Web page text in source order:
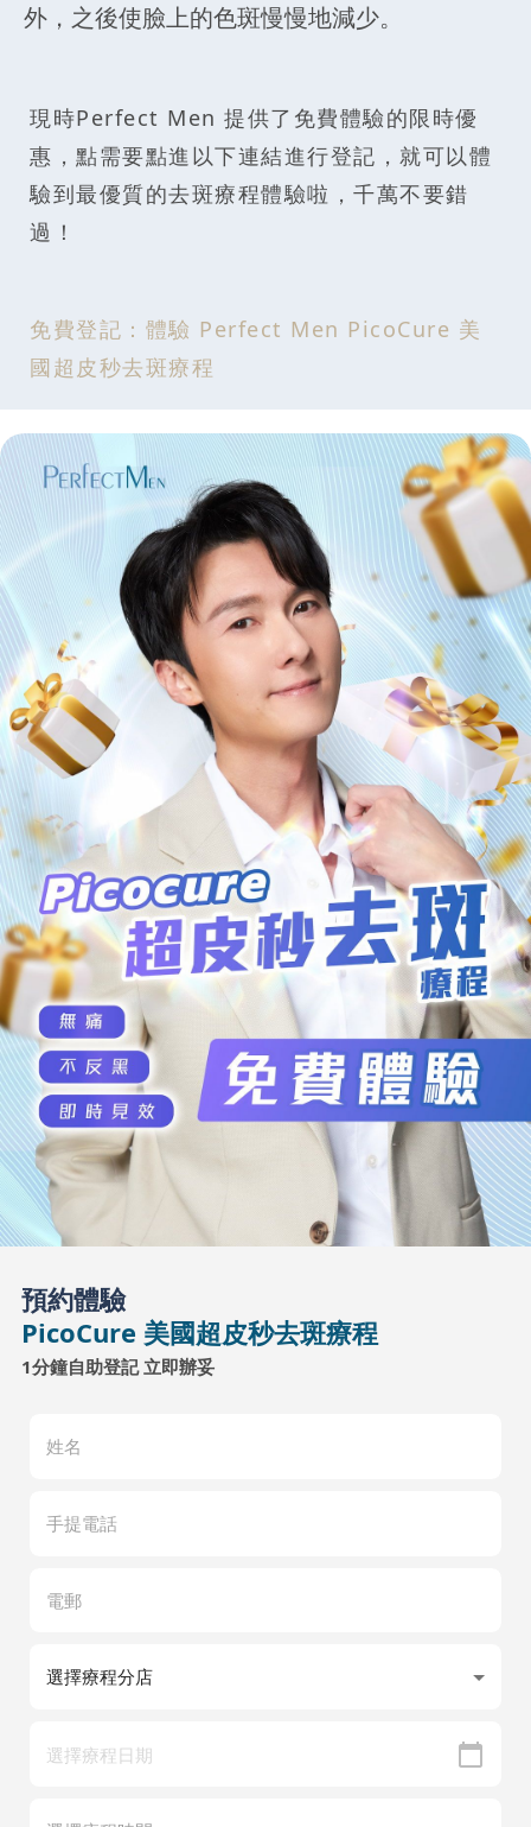
外，之後使臉上的色斑慢慢地減少。
現時Perfect Men 提供了免費體驗的限時優
惠，點需要點進以下連結進行登記，就可以體
驗到最優質的去斑療程體驗啦，千萬不要錯
過！
免費登記：體驗 Perfect Men PicoCure 美
國超皮秒去斑療程
預約體驗
PicoCure 美國超皮秒去斑療程
1分鐘自助登記 立即辦妥